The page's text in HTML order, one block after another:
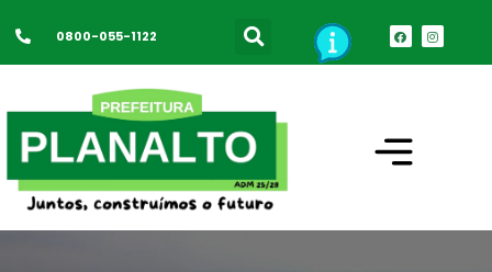
0800-055-1122